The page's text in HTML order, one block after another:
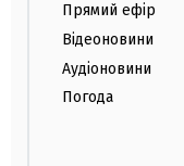
Прямий ефір
Відеоновини
Аудіоновини
Погода